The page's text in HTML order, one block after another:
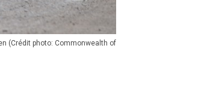
(Crédit photo: Commonwealth of